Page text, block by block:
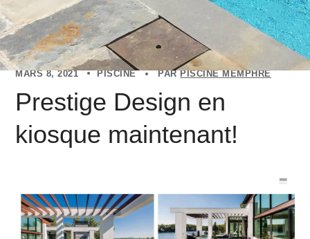
MARS 8, 2021 PISCINE PARPISCINE MEMPHRÉ
Prestige Design en
kiosque maintenant!